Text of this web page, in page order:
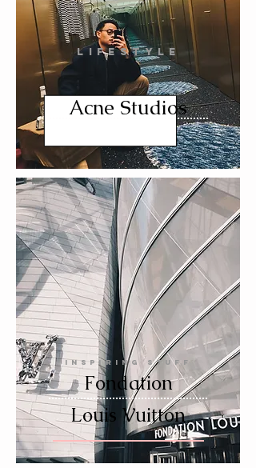
LIFESTYLE
Acne Studios
INSPIRING STUFF
Fondation
Louis Vuitton